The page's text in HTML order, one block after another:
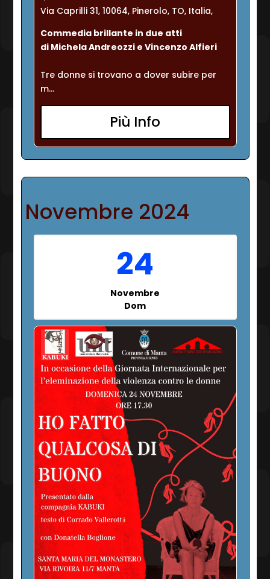
Via Caprilli 31, 10064, Pinerolo, TO, Italia,
Commedia brillante in due atti
di Michela Andreozzi e Vincenzo Alfieri
Tre donne si trovano a dover subire per
m...
Più Info
Novembre 2024
24
Novembre
Dom